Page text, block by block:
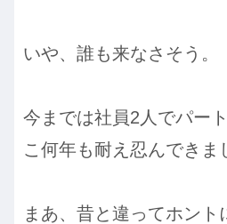
いや、誰も来なさそう。
今までは社員2人でパー
こ何年も耐え忍んできま
まあ、昔と違ってホン